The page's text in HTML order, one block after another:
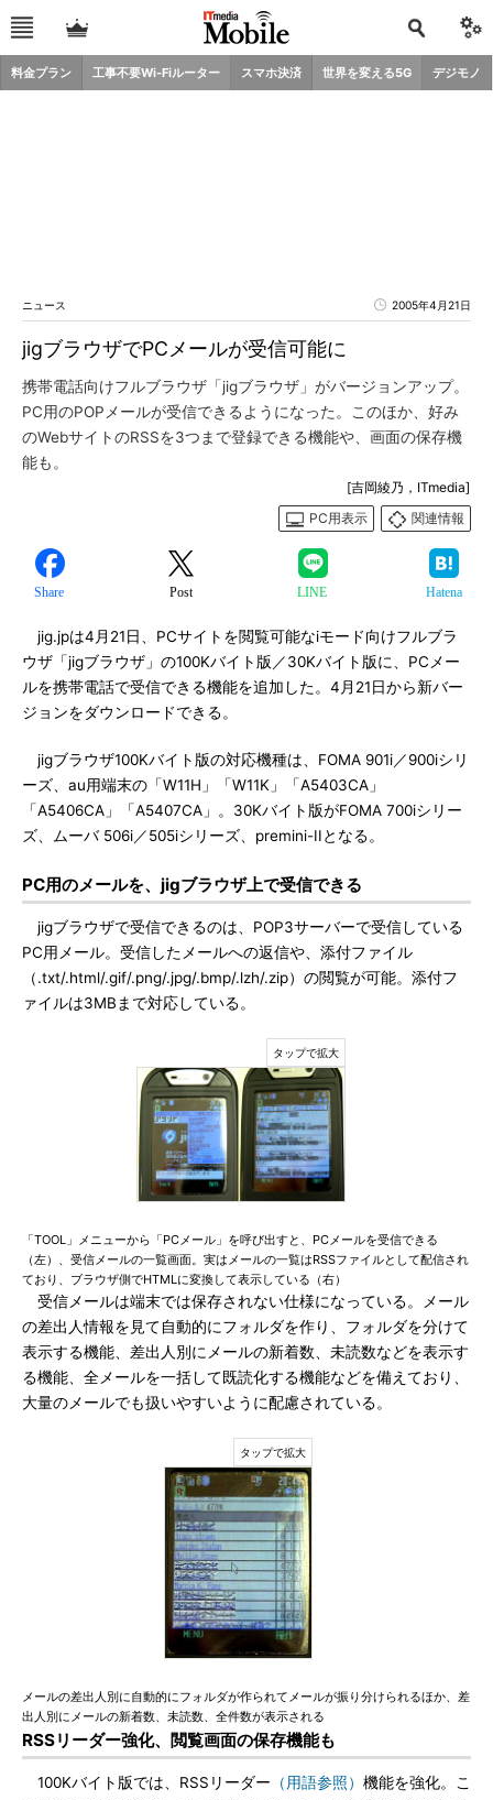
料金プラン 工事不要Wi-Fiルーター スマホ決済 世界を変える5G デジモノ
ニュース 2005年4月21日
jigブラウザでPCメールが受信可能に
携帯電話向けフルブラウザ「jigブラウザ」がバージョンアップ。
PC用のPOPメールが受信できるようになった。このほか、好み
のWebサイトのRSSを3つまで登録できる機能や、画面の保存機
能も。
[吉岡綾乃，ITmedia]
PC用表示
関連情報
Share Post LINE Hatena
jig.jpは4月21日、PCサイトを閲覧可能なiモード向けフルブラ
ウザ「jigブラウザ」の100Kバイト版／30Kバイト版に、PCメー
ルを携帯電話で受信できる機能を追加した。4月21日から新バー
ジョンをダウンロードできる。
jigブラウザ100Kバイト版の対応機種は、FOMA 901i／900iシリ
ーズ、au用端末の「W11H」「W11K」「A5403CA」
「A5406CA」「A5407CA」。30Kバイト版がFOMA 700iシリー
ズ、ムーバ 506i／505iシリーズ、premini-IIとなる。
PC用のメールを、jigブラウザ上で受信できる
jigブラウザで受信できるのは、POP3サーバーで受信している
PC用メール。受信したメールへの返信や、添付ファイル
（.txt/.html/.gif/.png/.jpg/.bmp/.lzh/.zip）の閲覧が可能。添付フ
ァイルは3MBまで対応している。
「TOOL」メニューから「PCメール」を呼び出すと、PCメールを受信できる
（左）、受信メールの一覧画面。実はメールの一覧はRSSファイルとして配信され
ており、ブラウザ側でHTMLに変換して表示している（右）
受信メールは端末では保存されない仕様になっている。メール
の差出人情報を見て自動的にフォルダを作り、フォルダを分けて
表示する機能、差出人別にメールの新着数、未読数などを表示す
る機能、全メールを一括して既読化する機能などを備えており、
大量のメールでも扱いやすいように配慮されている。
メールの差出人別に自動的にフォルダが作られてメールが振り分けられるほか、差
出人別にメールの新着数、未読数、全件数が表示される
RSSリーダー強化、閲覧画面の保存機能も
100Kバイト版では、RSSリーダー （用語参照） 機能を強化。こ